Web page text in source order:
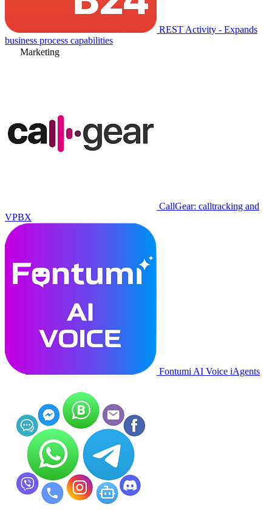
REST Activity - Expands
business process capabilities
Marketing
CallGear: calltracking and
VPBX
Fontumi AI Voice iAgents